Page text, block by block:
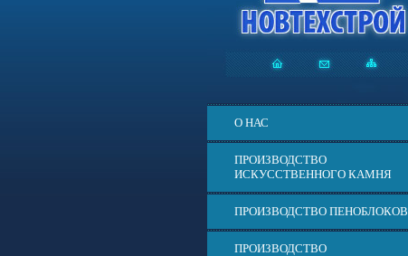
О НАС
ПРОИЗВОДСТВО
ИСКУССТВЕННОГО КАМНЯ
ПРОИЗВОДСТВО ПЕНОБЛОКОВ
ПРОИЗВОДСТВО